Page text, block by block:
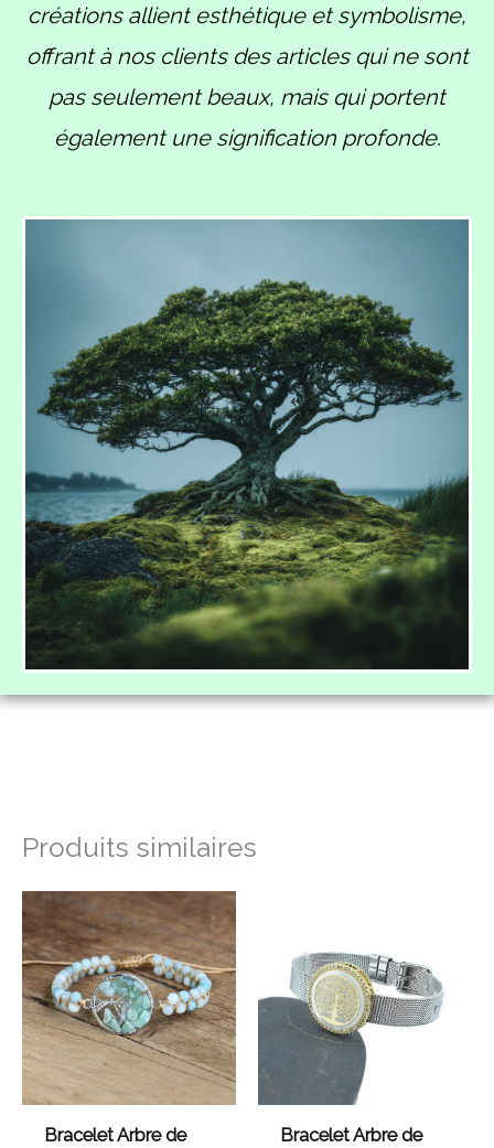
créations allient esthétique et symbolisme,
offrant à nos clients des articles qui ne sont
pas seulement beaux, mais qui portent
également une signification profonde.
Produits similaires
Bracelet Arbre de
Bracelet Arbre de